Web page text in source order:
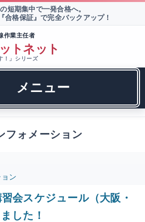
短期集中で一発合格へ。
合格保証』で完全バックアップ！
作業主任者
トネット
！」シリーズ
メニュー
フォメーション
ン
会スケジュール（大阪・
した！